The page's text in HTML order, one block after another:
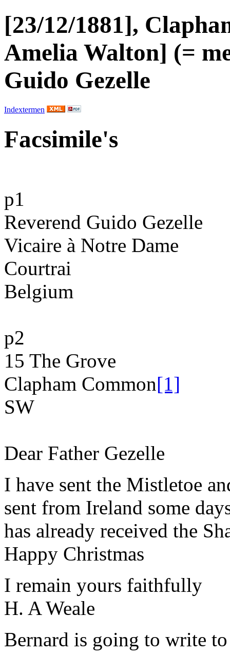
[23/12/1881],
Amelia Walton] (=
Guido Gezelle
Indextermen
Facsimile's
p1
Reverend Guido Gezelle
Vicaire à Notre Dame
Courtrai
Belgium
p2
15 The Grove
Clapham Common[1]
SW
Dear Father Gezelle
I have sent the Mistletoe
sent from Ireland some
has already received the
Happy Christmas
I remain yours faithfully
H. A Weale
Bernard is going to write